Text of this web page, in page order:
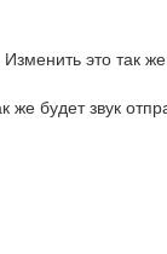
это так
будет звук